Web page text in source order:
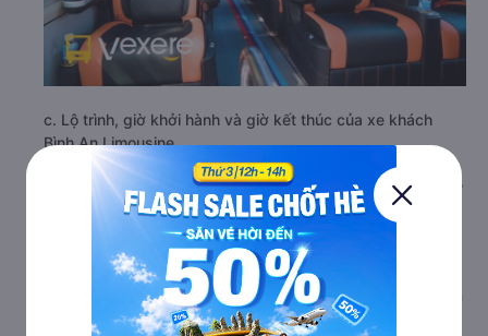
c. Lộ trình, giờ khởi hành và giờ kết thúc của xe khách
Bình An Limousine
Giờ xuất phát ở Hai Bà Trưng - Hà Nội: 06:00, 07:00,
08:00, 09:00, 10:00, 11:00, 12:00, 13:00, 14:00,
15:00
Giờ đến nơi ở Nam Định: 7:36, 8:36, 9:36, 10:36,
11:36, 12:36, 13:36, 14:36, 15:36, 16:36
Thời gian chạy từ Hai Bà Trưng - Hà Nội đi Nam Định
của nhà xeBình An Limousinekhoảng: 1.6 giờ